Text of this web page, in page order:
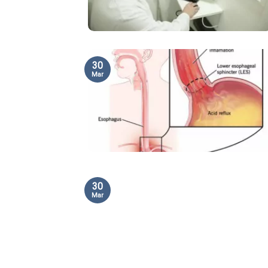
30
Mar
30
Mar